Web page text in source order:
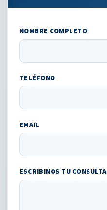
NOMBRE COMPLETO
TELÉFONO
EMAIL
ESCRIBINOS TU CONSULTA